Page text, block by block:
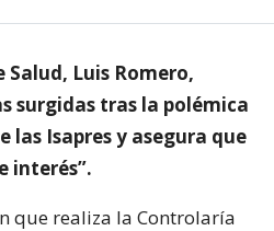
Salud, Luis Romero,
surgidas tras la polémica
las Isapres y asegura que
interés”.
que realiza la Controlaría